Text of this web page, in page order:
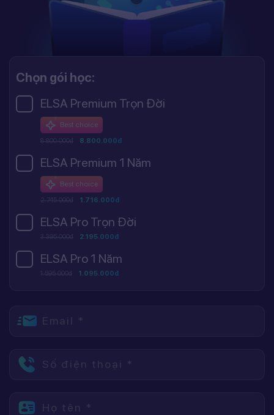
Chọn gói học:
ELSA Premium Trọn Đời
Best choice
8.800.000đ 8.800.000đ
ELSA Premium 1 Năm
Best choice
2.745.000đ 1.716.000đ
ELSA Pro Trọn Đời
3.395.000đ 2.195.000đ
ELSA Pro 1 Năm
1.595.000đ 1.095.000đ
Email *
Số điện thoại *
Họ tên *